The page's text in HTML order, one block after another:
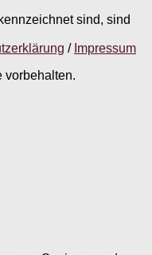
sind, sind
/ Impressum
vorbehalten.